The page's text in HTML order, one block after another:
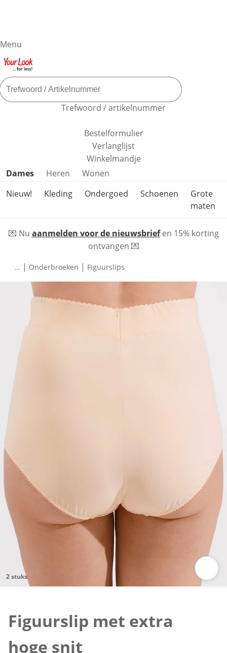
Menu
Trefwoord / artikelnummer
Bestelformulier
Verlanglijst
Winkelmandje
Productcategorieën overslaan
Dames Heren
Wonen
Nieuw!
Kleding Ondergoed Schoenen
Grote
maten
💌 Nu aanmelden voor de nieuwsbriefen 15% korting
ontvangen 💌
... | Onderbroeken | Figuurslips
2 stuks
Figuurslip met extra
hoge snit